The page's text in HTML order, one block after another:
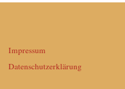
Impressum
Datenschutzerklärung